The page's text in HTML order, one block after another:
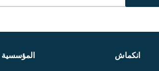
المؤسسية انكماش